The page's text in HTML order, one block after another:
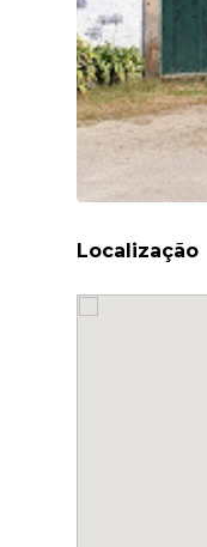
Localização